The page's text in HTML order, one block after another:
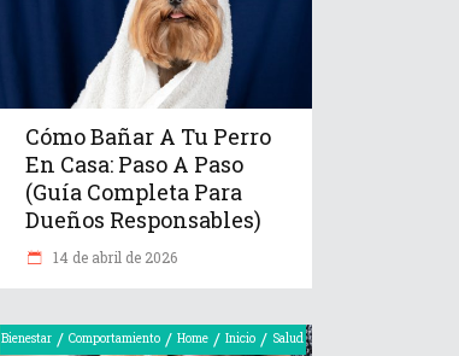
Cómo Bañar A Tu Perro
En Casa: Paso A Paso
(Guía Completa Para
Dueños Responsables)
14 de abril de 2026
Bienestar / Comportamiento / Home / Inicio / Salud